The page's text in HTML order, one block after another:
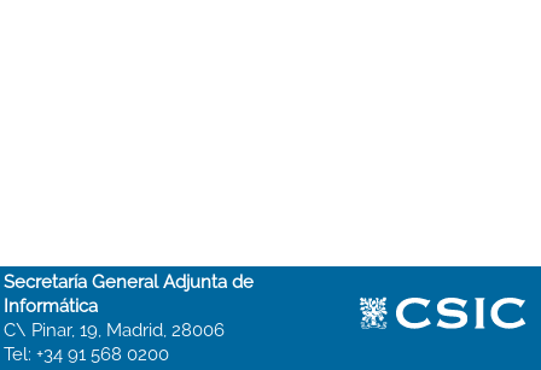
Secretaría General Adjunta de
Informática
C\ Pinar, 19, Madrid, 28006
Tel: +34 91 568 0200